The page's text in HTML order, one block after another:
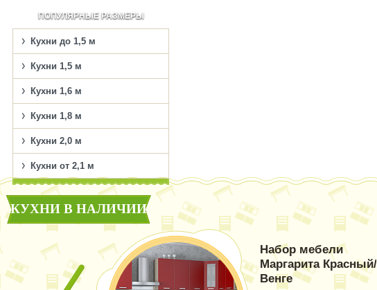
ПОПУЛЯРНЫЕ РАЗМЕРЫ
Кухни до 1,5 м
Кухни 1,5 м
Кухни 1,6 м
Кухни 1,8 м
Кухни 2,0 м
Кухни от 2,1 м
КУХНИ В НАЛИЧИИ
Набор мебели
Маргарита Красный/
Венге